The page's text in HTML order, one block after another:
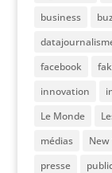
business
facebook
innovation
Le Monde
médias
New
presse